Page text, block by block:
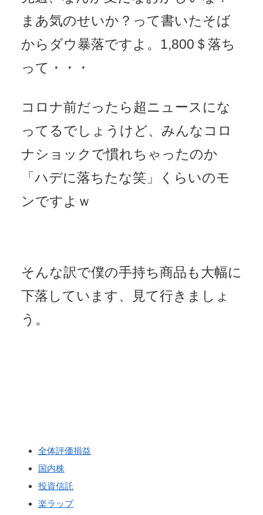
まあ気のせいか？って書いたそば
からダウ暴落ですよ。1,800＄落ち
って・・・
コロナ前だったら超ニュースにな
ってるでしょうけど、みんなコロ
ナショックで慣れちゃったのか
「ハデに落ちたな笑」くらいのモ
ンですよｗ
そんな訳で僕の手持ち商品も大幅に
下落しています、見て行きましょ
う。
全体評価損益
国内株
投資信託
楽ラップ